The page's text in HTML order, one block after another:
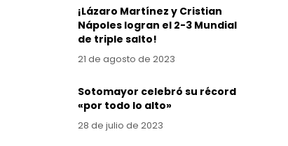
¡Lázaro Martínez y Cristian
Nápoles logran el 2-3 Mundial
de triple salto!
21 de agosto de 2023
Sotomayor celebró su récord
«por todo lo alto»
28 de julio de 2023